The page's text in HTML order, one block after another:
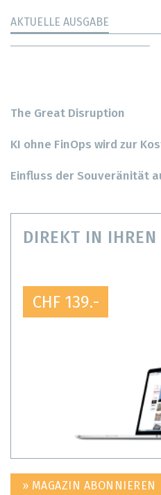
AKTUELLE AUSGABE
The Great Disruption
KI ohne FinOps wird zur
Einfluss der Souveränität
DIREKT IN IHREN
CHF 139.-
» MAGAZIN ABONNIEREN